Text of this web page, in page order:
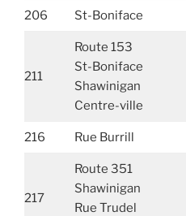
206 St-Boniface
211
Route 153
St-Boniface
Shawinigan
Centre-ville
216 Rue Burrill
217
Route 351
Shawinigan
Rue Trudel